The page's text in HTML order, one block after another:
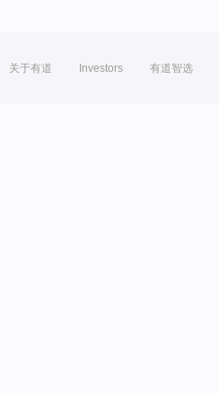
关于有道 Investors 有道智选